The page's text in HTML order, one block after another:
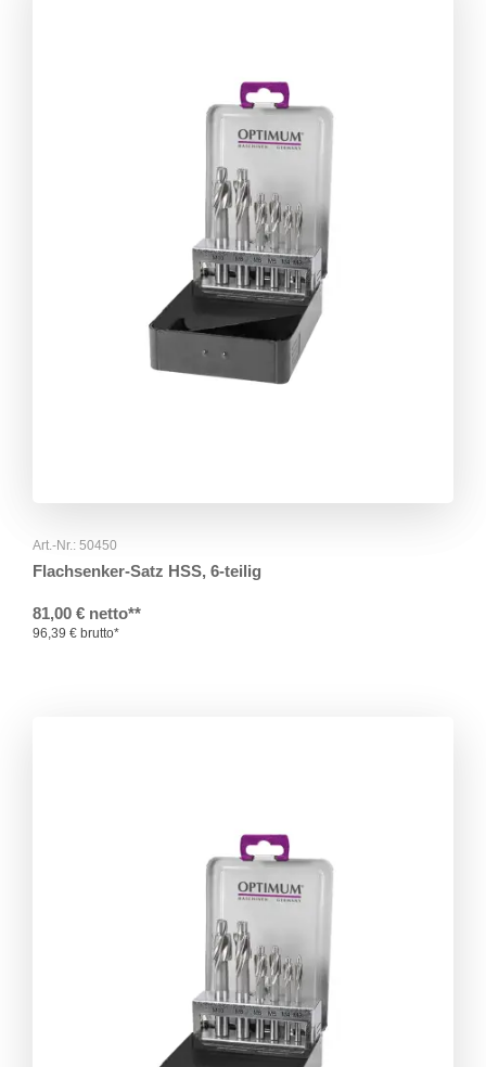
Art.-Nr.: 50450
Flachsenker-Satz HSS, 6-teilig
81,00 € netto**
96,39 € brutto*